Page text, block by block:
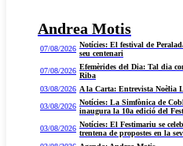
Andrea Motis
07/08/2026 Notícies: El festival de
seu centenari
07/08/2026 Efemèrides del Dia: Tal dia
Riba
03/08/2026 A la Carta: Entrevista Noèlia
03/08/2026 Notícies: La Simfònica de
inaugura la 10a edició del
03/08/2026 Notícies: El Festimariu se
trentena de propostes en la